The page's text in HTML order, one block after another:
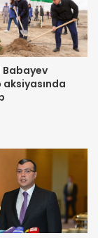
Babayev